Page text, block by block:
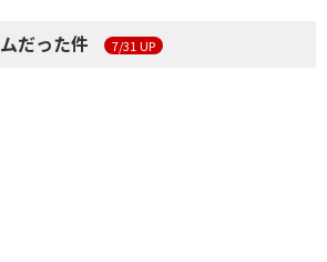
だった件 7/31 UP